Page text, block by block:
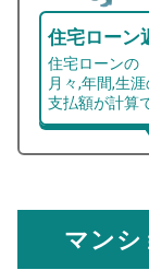
住宅ローン
住宅ローンの
月々,年間,生涯
支払額が計算
総支
計算できます。
マンシ
から売却にか
金額がわかりま
マンシ